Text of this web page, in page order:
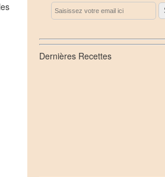
Email
Dernières Recettes